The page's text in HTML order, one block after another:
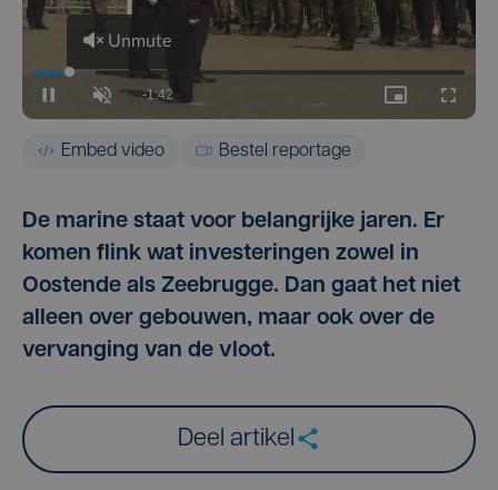
Embed video Bestel reportage
De marine staat voor belangrijke jaren. Er
komen flink wat investeringen zowel in
Oostende als Zeebrugge. Dan gaat het niet
alleen over gebouwen, maar ook over de
vervanging van de vloot.
Deel artikel